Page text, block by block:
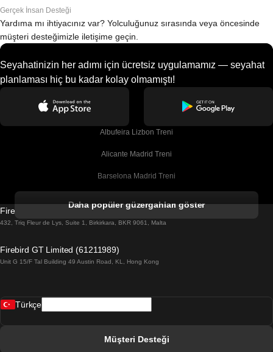
Gerçek İnsan Desteği
Yardıma mı ihtiyacınız var? Yolculuğunuz sırasında veya öncesinde
müşteri desteğimizle iletişime geçin.
Seyahatinizin her adımı için ücretsiz uygulamamız — seyahat
planlaması hiç bu kadar kolay olmamıştı!
Albufeira Lizbon Treni
Alicante Madrid Treni
Barselona Madrid Treni
Barselona Sevilla Treni
Belfast Dublin Treni
Daha popüler güzergahları göster
Firebird GT Limited (OC 1451)
432, Triq Fleur de Lys, Suite 1, Birkirkara, BKR 9061, Malta
Firebird GT Limited (61211989)
Unit G 15/F Tal Building 49 Austin Road, KL, Hong Kong
Türkçe
Müşteri Desteği